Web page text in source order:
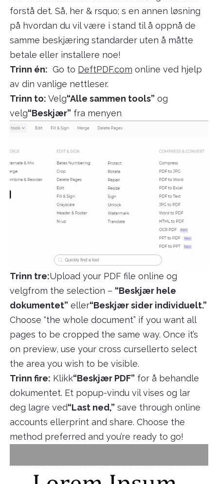
forstå det. Så, her & rsquo; s en annen løsning
på hvordan du vil være i stand til å oppnå de
samme beskjæring standarder uten å måtte
betale eller installere noe!
Trinn én: Go to DeftPDF.com online ved hjelp
av din vanlige nettleser.
Trinn to: Velg“Alle sammen tools” og
velg“Beskjær” fra menyen
Trinn tre:Upload your PDF file online og
velgfrom the selection – “Beskjær hele
dokumentet” eller“Beskjær sider individuelt.”
Choose “the whole document” if you want all
pages to be cropped the same way. Once it’s
on preview, use your cross cursellerto select
the area you wish to be visible.
Trinn fire: Klikk“Beskjær PDF” for å behandle
dokumentet. Et popup-vindu vil vises og lar
deg lagre ved“Last ned,” save through online
accounts ellerprint and share. Choose the
method preferred and you’re ready to go!